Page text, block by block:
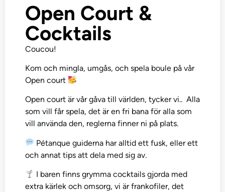
Open Court &
Cocktails
Coucou!
Kom och mingla, umgås, och spela boule på vår
Open court
Open court är vår gåva till världen, tycker vi.. Alla
som vill får spela, det är en fri bana för alla som
vill använda den, reglerna finner ni på plats.
Pétanque guiderna har alltid ett fusk, eller ett
och annat tips att dela med sig av.
I baren finns grymma cocktails gjorda med
extra kärlek och omsorg, vi är frankofiler, det